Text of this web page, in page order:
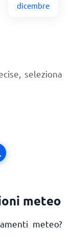
dicembre
seleziona
meteo
meteo?